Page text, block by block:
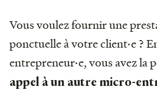
Vous voulez fournir une
ponctuelle à votre client·e ?
entrepreneur·e, vous avez la
appel à un autre micro-